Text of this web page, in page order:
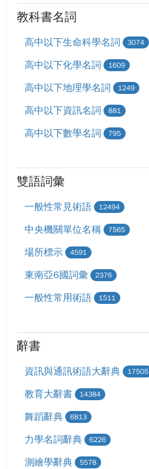
教科書名詞
高中以下生命科學名詞 3074
高中以下化學名詞 1609
高中以下地理學名詞 1249
高中以下資訊名詞 881
高中以下數學名詞 795
雙語詞彙
一般性常見術語 12494
中央機關單位名稱 7565
場所標示 4591
東南亞6國詞彙 2376
一般性常用術語 1511
辭書
資訊與通訊術語大辭典 17505
教育大辭書 14384
舞蹈辭典 6813
力學名詞辭典 6226
測繪學辭典 5578